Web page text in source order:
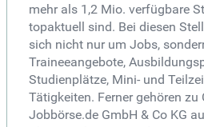
mehr als 1,2 Mio. verfügbare
topaktuell sind. Bei diesen
sich nicht nur um Jobs,
Traineeangebote,
Studienplätze, Mini- und
Tätigkeiten. Ferner gehören zu
Jobbörse.de GmbH & Co KG